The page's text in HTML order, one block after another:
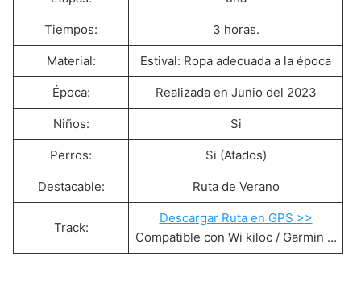
Tiempos: 3 horas.
Material: Estival: Ropa adecuada a la época
Época: Realizada en Junio del 2023
Niños: Si
Perros: Si (Atados)
Destacable: Ruta de Verano
Track:
Descargar Ruta en GPS >>
Compatible con Wi kiloc / Garmin …